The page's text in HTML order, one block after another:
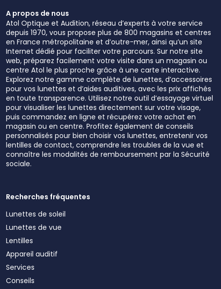
A propos de nous
Atol Optique et Audition, réseau d’experts à votre service
depuis 1970, vous propose plus de 800 magasins et centres
en France métropolitaine et d’outre-mer, ainsi qu’un site
Internet dédié pour faciliter votre parcours. Sur notre site
web, préparez facilement votre visite dans un magasin ou
centre Atol le plus proche grâce à une carte interactive.
Explorez notre gamme complète de lunettes, d’accessoires
pour vos lunettes et d’aides auditives, avec les prix affichés
en toute transparence. Utilisez notre outil d’essayage virtuel
pour visualiser les lunettes directement sur votre visage,
puis commandez en ligne et récupérez votre achat en
magasin ou en centre. Profitez également de conseils
personnalisés pour bien choisir vos lunettes, entretenir vos
lentilles de contact, comprendre les troubles de la vue et
connaître les modalités de remboursement par la Sécurité
sociale.
Recherches fréquentes
Lunettes de soleil
Lunettes de vue
Lentilles
Appareil auditif
Services
Conseils